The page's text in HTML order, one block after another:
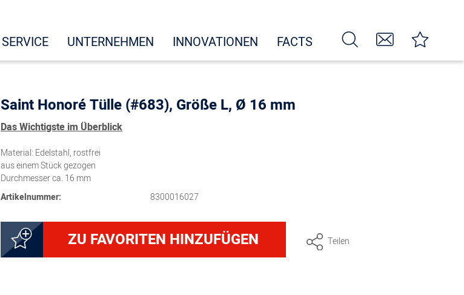
SERVICE UNTERNEHMEN INNOVATIONEN FACTS
Saint Honoré Tülle (#683), Größe L, Ø 16 mm
Das Wichtigste im Überblick
Material: Edelstahl, rostfrei
aus einem Stück gezogen
Durchmesser ca. 16 mm
Artikelnummer:
8300016027
ZU FAVORITEN HINZUFÜGEN Teilen